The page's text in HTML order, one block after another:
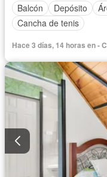
Balcón
Depósito
Cancha de tenis
Hace 3 días, 14 horas en -